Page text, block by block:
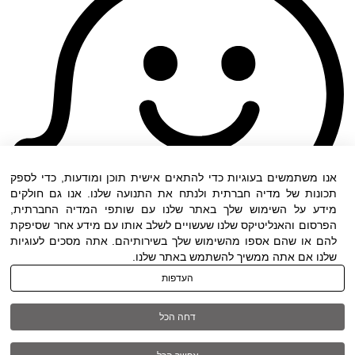
תנאי שימוש|הצהרת נגישות| כל הזכויות שמורות
ל DWO ©
אנו משתמשים בעוגיות כדי להתאים אישית תוכן ומודעות, כדי לספק
תכונות של מדיה חברתית ולנתח את התנועה שלנו. אנו גם חולקים
מידע על השימוש שלך באתר שלנו עם שותפי המדיה החברתית,
הפרסום והאנליטיקס שלנו שעשויים לשלב אותו עם מידע אחר שסיפקת
להם או שהם אספו מהשימוש שלך בשירותיהם. אתה מסכים לעוגיות
שלנו אם אתה ממשיך להשתמש באתר שלנו.
העדפות
דחה הכל